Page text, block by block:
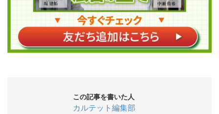
この記事を書いた人
カルテット編集部